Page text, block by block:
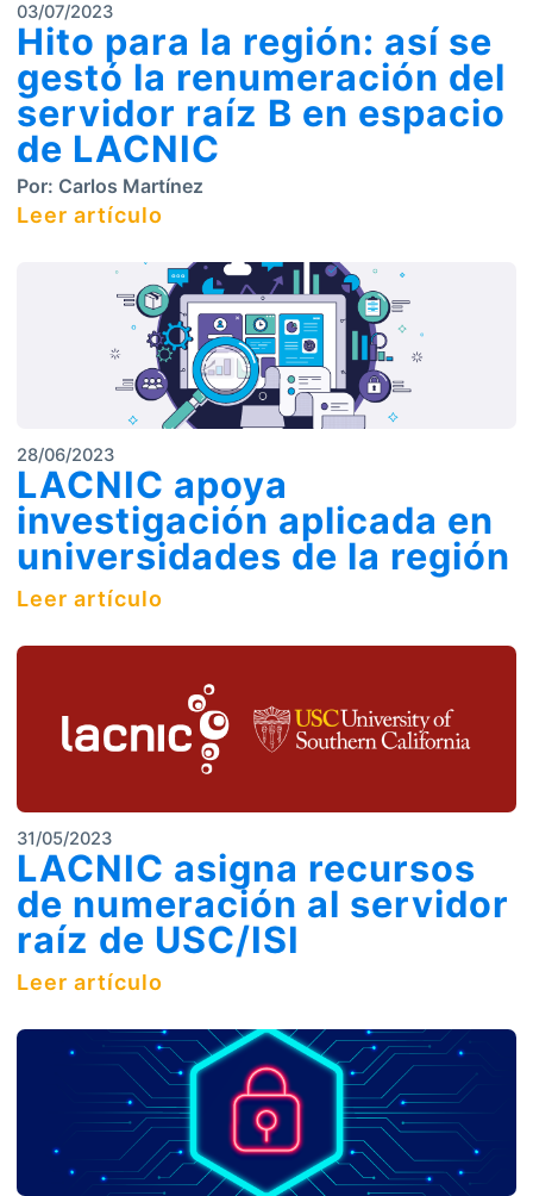
03/07/2023
Hito para la región: así se
gestó la renumeración del
servidor raíz B en espacio
de LACNIC
Por: Carlos Martínez
Leer artículo
28/06/2023
LACNIC apoya
investigación aplicada en
universidades de la región
Leer artículo
31/05/2023
LACNIC asigna recursos
de numeración al servidor
raíz de USC/ISI
Leer artículo